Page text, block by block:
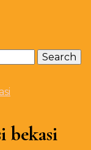
bekasi